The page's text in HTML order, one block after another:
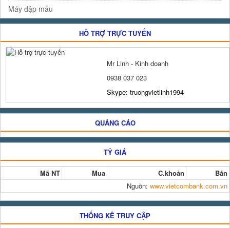
Máy dập mẫu
HỖ TRỢ TRỰC TUYẾN
Mr Linh - Kinh doanh
0938 037 023
Skype: truongvietlinh1994
QUẢNG CÁO
TỶ GIÁ
Mã NT Mua C.khoản
Bán
Nguồn: www.vietcombank.com.vn
THỐNG KÊ TRUY CẬP